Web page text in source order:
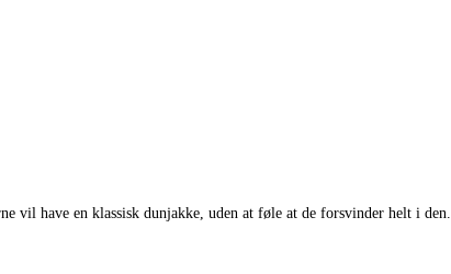
vil have en klassisk dunjakke, uden at føle at de forsvinder helt i den.